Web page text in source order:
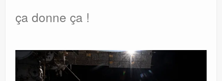
ça donne ça !